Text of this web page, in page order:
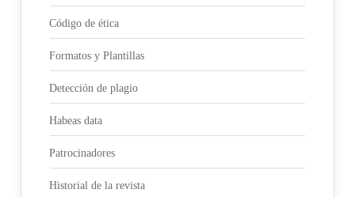
Código de ética
Formatos y Plantillas
Detección de plagio
Habeas data
Patrocinadores
Historial de la revista